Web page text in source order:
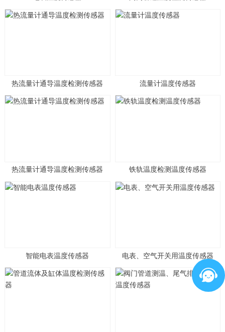
热流量计通导温度检测传感器 流量计温度传感器
热流量计通导温度检测传感器 铁轨温度检测温度传感器
智能电表温度传感器 电表、空气开关用温度传感器